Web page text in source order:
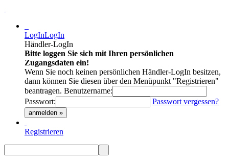
LogInLogIn
Händler-LogIn
Bitte loggen Sie sich mit Ihren persönlichen
Zugangsdaten ein!
Wenn Sie noch keinen persönlichen Händler-LogIn besitzen,
dann können Sie diesen über den Menüpunkt "Registrieren"
beantragen. Benutzername:
Passwort:
Passwort vergessen?
anmelden »
Registrieren